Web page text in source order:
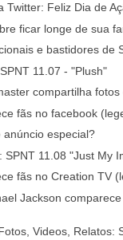
Twitter: Feliz Dia de
ficar longe de sua
e bastidores de
11.07 - "Plush"
compartilha
fãs no facebook
anúncio especial?
SPNT 11.08 "Just My
fãs no Creation TV
Jackson
Videos, Relatos: